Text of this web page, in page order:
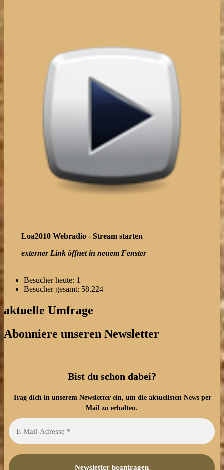
Loa2010 Webradio - Stream starten
externer Link öffnet in neuem Fenster
Besucher heute: 1
Besucher gesamt: 58.224
aktuelle Umfrage
Abonniere unseren Newsletter
Bist du schon dabei?
Trag dich in unserem Newsletter ein, um die aktuellsten News per
Mail zu erhalten.